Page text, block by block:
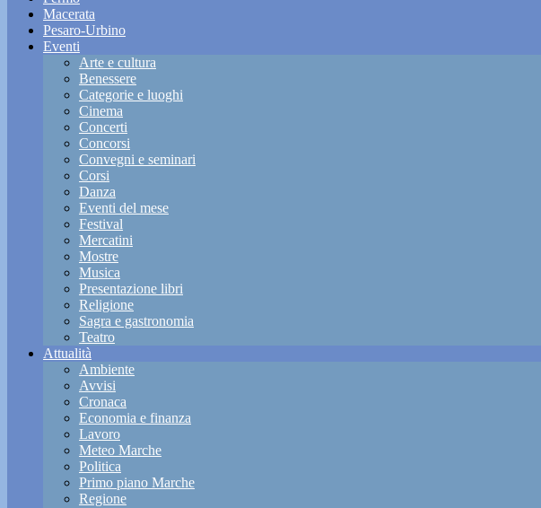
Macerata
Pesaro-Urbino
Eventi
Arte e cultura
Benessere
Categorie e luoghi
Cinema
Concerti
Concorsi
Convegni e seminari
Corsi
Danza
Eventi del mese
Festival
Mercatini
Mostre
Musica
Presentazione libri
Religione
Sagra e gastronomia
Teatro
Attualità
Ambiente
Avvisi
Cronaca
Economia e finanza
Lavoro
Meteo Marche
Politica
Primo piano Marche
Regione